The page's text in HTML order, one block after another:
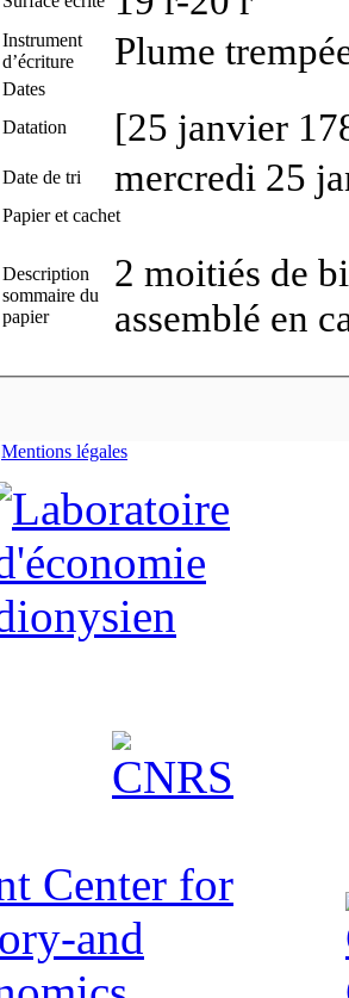
Instrument
d’écriture
Plume
Dates
Datation
[25 janvier
Date de tri mercredi 25
Papier et cachet
Description
sommaire du
papier
2 moitiés de
assemblé en
Mentions légales